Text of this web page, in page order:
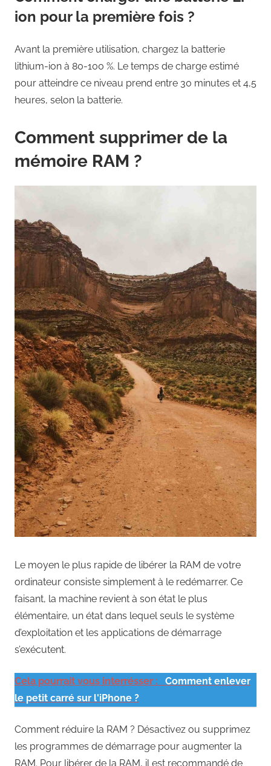
ion pour la première fois ?
Avant la première utilisation, chargez la batterie
lithium-ion à 80-100 %. Le temps de charge estimé
pour atteindre ce niveau prend entre 30 minutes et 4,5
heures, selon la batterie.
Comment supprimer de la
mémoire RAM ?
Le moyen le plus rapide de libérer la RAM de votre
ordinateur consiste simplement à le redémarrer. Ce
faisant, la machine revient à son état le plus
élémentaire, un état dans lequel seuls le système
d’exploitation et les applications de démarrage
s’exécutent.
Cela pourrait vous interrésser :
Comment enlever
le petit carré sur l'iPhone ?
Comment réduire la RAM ? Désactivez ou supprimez
les programmes de démarrage pour augmenter la
RAM. Pour libérer de la RAM, il est recommandé de